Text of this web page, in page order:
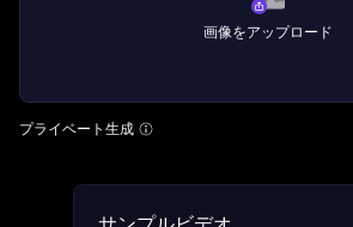
画像をアップロード
プライベート生成